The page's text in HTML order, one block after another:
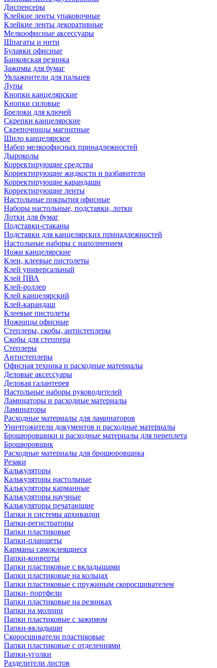
Диспенсеры
Клейкие ленты упаковочные
Клейкие ленты декоративные
Мелкоофисные аксессуары
Шпагаты и нити
Булавки офисные
Банковская резинка
Зажимы для бумаг
Увлажнители для пальцев
Лупы
Кнопки канцелярские
Кнопки силовые
Брелоки для ключей
Скрепки канцелярские
Скрепочницы магнитные
Шило канцелярское
Набор мелкоофисных принадлежностей
Дыроколы
Корректирующие средства
Корректирующие жидкости и разбавители
Корректирующие карандаши
Корректирующие ленты
Настольные покрытия офисные
Наборы настольные, подставки, лотки
Лотки для бумаг
Подставки-стаканы
Подставки для канцелярских принадлежностей
Настольные наборы с наполнением
Ножи канцелярские
Клеи, клеевые пистолеты
Клей универсальный
Клей ПВА
Клей-роллер
Клей канцелярский
Клей-карандаш
Клеевые пистолеты
Ножницы офисные
Степлеры, скобы, антистеплеры
Скобы для степпера
Степлеры
Антистеплеры
Офисная техника и расходные материалы
Деловые аксессуары
Деловая галантерея
Настольные наборы руководителей
Ламинаторы и расходные материалы
Ламинаторы
Расходные материалы для ламинаторов
Уничтожители документов и расходные материалы
Брошюровщики и расходные материалы для переплета
Брошюровщик
Расходные материалы для брошюровщика
Резаки
Калькуляторы
Калькуляторы настольные
Калькуляторы карманные
Калькуляторы научные
Калькуляторы печатающие
Папки и системы архивации
Папки-регистраторы
Папки пластиковые
Папки-планшеты
Карманы самоклеящиеся
Папки-конверты
Папки пластиковые с вкладышами
Папки пластиковые на кольцах
Папки пластиковые с пружиным скоросшивателем
Папки- портфели
Папки пластиковые на резинках
Папки на молнии
Папки пластиковые с зажимом
Папки-вкладыши
Скоросшиватели пластиковые
Папки пластиковые с отделениями
Папки-уголки
Разделители листов